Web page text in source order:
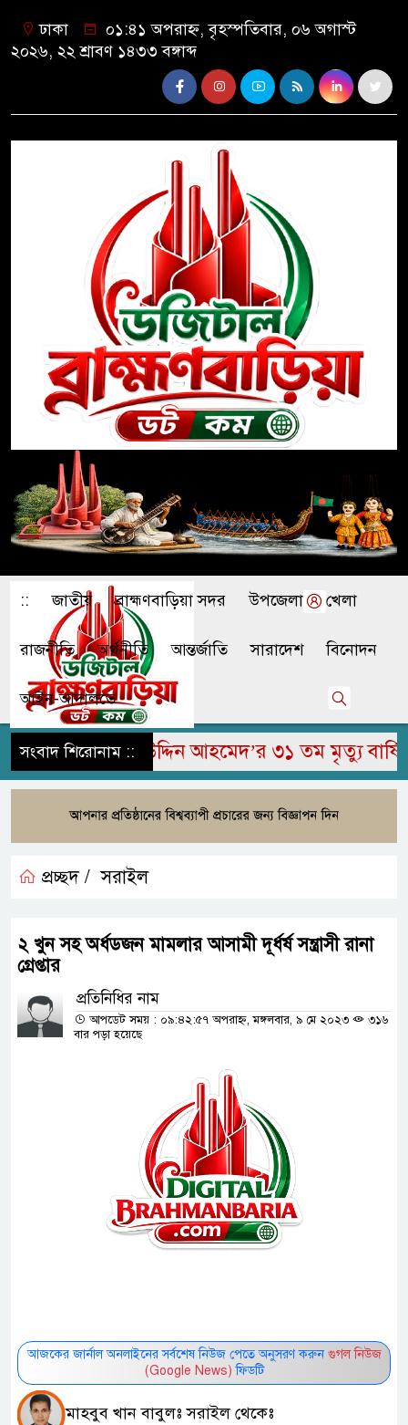
ঢাকা
০১:৪১ অপরাহ্ন, বৃহস্পতিবার, ০৬ অগাস্ট
২০২৬, ২২ শ্রাবণ ১৪৩৩ বঙ্গাব্দ
:: জাতীয় ব্রাহ্মণবাড়িয়া সদর উপজেলা খেলা
রাজনীতি অর্থনীতি আন্তর্জাতি সারাদেশ বিনোদন
আইন-আদালতে
সংবাদ শিরোনাম ::
মরহুম জামির উদ্দিন আহমেদ’র ৩১ তম মৃত্যু বার্ষিকী
প্রচ্ছদ / সরাইল
২ খুন সহ অর্ধডজন মামলার আসামী দূর্ধর্ষ সন্ত্রাসী রানা
গ্রেপ্তার
প্রতিনিধির নাম
আপডেট সময় : ০৯:৪২:৫৭ অপরাহ্ন, মঙ্গলবার, ৯ মে ২০২৩
৩১৬
বার পড়া হয়েছে
আজকের জার্নাল অনলাইনের সর্বশেষ নিউজ পেতে অনুসরণ করুন গুগল নিউজ
(Google News) ফিডটি
মাহবুব খান বাবুলঃ সরাইল থেকেঃ